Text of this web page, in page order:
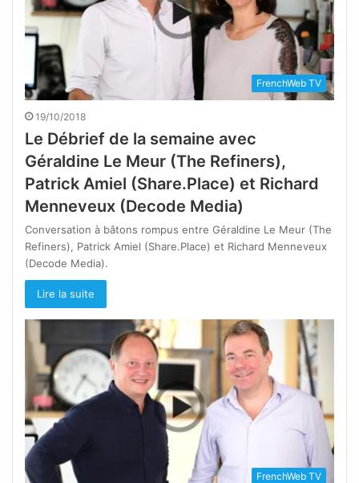
FrenchWeb TV
19/10/2018
Le Débrief de la semaine avec
Géraldine Le Meur (The Refiners),
Patrick Amiel (Share.Place) et Richard
Menneveux (Decode Media)
Conversation à bâtons rompus entre Géraldine Le Meur (The
Refiners), Patrick Amiel (Share.Place) et Richard Menneveux
(Decode Media).
Lire la suite
FrenchWeb TV